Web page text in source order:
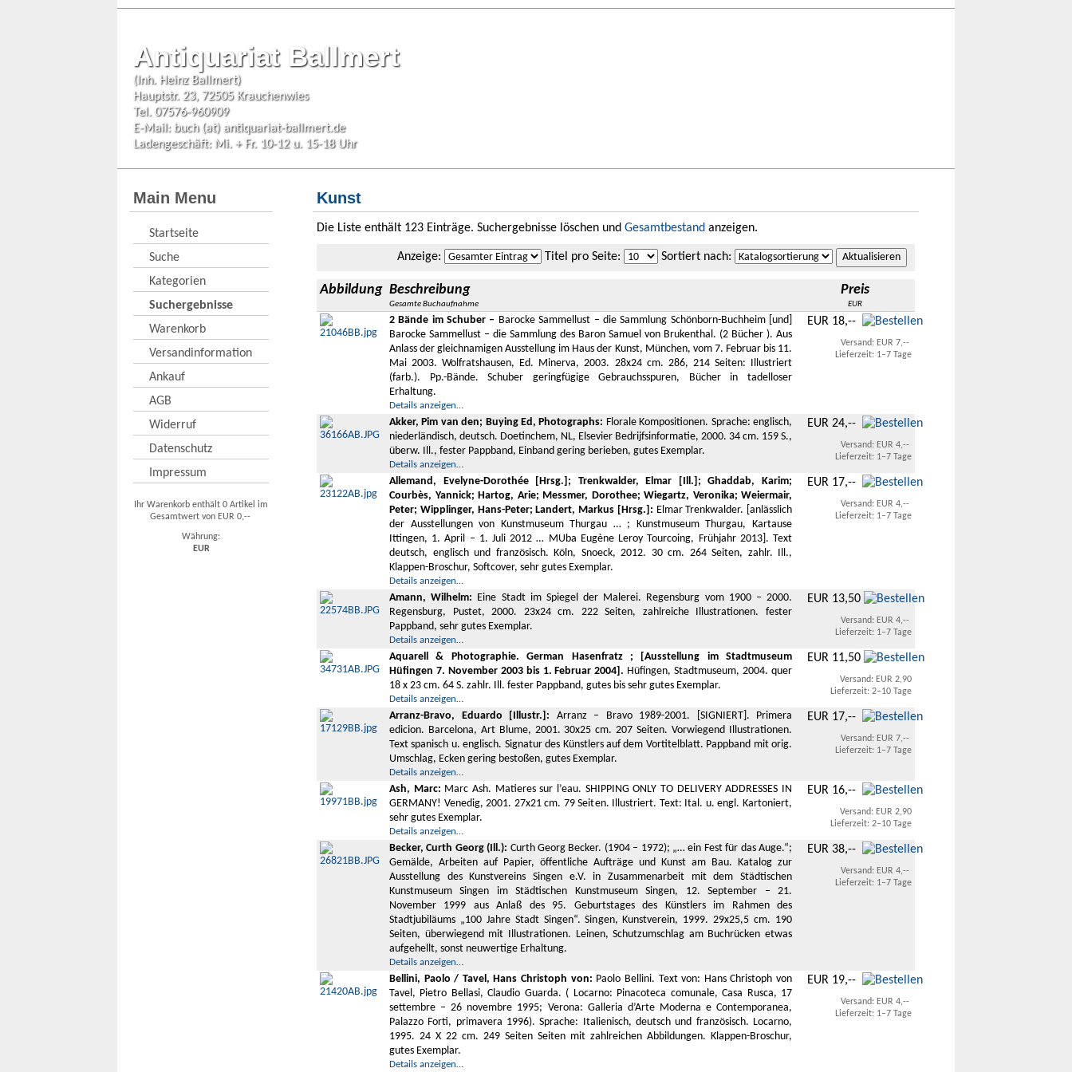
Antiquariat Ballmert
(Inh. Heinz Ballmert)
Hauptstr. 23, 72505 Krauchenwies
Tel. 07576-960909
E-Mail: buch (at) antiquariat-ballmert.de
Ladengeschäft: Mi. + Fr. 10-12 u. 15-18 Uhr
Main Menu
Startseite
Suche
Kategorien
Suchergebnisse
Warenkorb
Versandinformation
Ankauf
AGB
Widerruf
Datenschutz
Impressum
Ihr Warenkorb enthält 0 Artikel im
Gesamtwert von EUR 0,--
Währung:
EUR
Kunst
Die Liste enthält 123 Einträge. Suchergebnisse löschen und Gesamtbestand anzeigen.
Anzeige: Titel pro Seite: Sortiert nach:
Abbildung Beschreibung
Gesamte Buchaufnahme
Preis
EUR
2 Bände im Schuber – Barocke Sammellust – die Sammlung Schönborn-Buchheim [und]
Barocke Sammellust – die Sammlung des Baron Samuel von Brukenthal. (2 Bücher ). Aus
Anlass der gleichnamigen Ausstellung im Haus der Kunst, München, vom 7. Februar bis 11.
Mai 2003. Wolfratshausen, Ed. Minerva, 2003. 28x24 cm. 286, 214 Seiten: Illustriert
(farb.). Pp.-Bände. Schuber geringfügige Gebrauchsspuren, Bücher in tadelloser
Erhaltung.
Details anzeigen…
EUR 18,--
Versand: EUR 7,--
Lieferzeit: 1–7 Tage
Akker, Pim van den; Buying Ed, Photographs: Florale Kompositionen. Sprache: englisch,
niederländisch, deutsch. Doetinchem, NL, Elsevier Bedrijfsinformatie, 2000. 34 cm. 159 S.,
überw. Ill., fester Pappband, Einband gering berieben, gutes Exemplar.
Details anzeigen…
EUR 24,--
Versand: EUR 4,--
Lieferzeit: 1–7 Tage
Allemand, Evelyne-Dorothée [Hrsg.]; Trenkwalder, Elmar [Ill.]; Ghaddab, Karim;
Courbès, Yannick; Hartog, Arie; Messmer, Dorothee; Wiegartz, Veronika; Weiermair,
Peter; Wipplinger, Hans-Peter; Landert, Markus [Hrsg.]: Elmar Trenkwalder. [anlässlich
der Ausstellungen von Kunstmuseum Thurgau … ; Kunstmuseum Thurgau, Kartause
Ittingen, 1. April – 1. Juli 2012 … MUba Eugène Leroy Tourcoing, Frühjahr 2013]. Text
deutsch, englisch und französisch. Köln, Snoeck, 2012. 30 cm. 264 Seiten, zahlr. Ill.,
Klappen-Broschur, Softcover, sehr gutes Exemplar.
Details anzeigen…
EUR 17,--
Versand: EUR 4,--
Lieferzeit: 1–7 Tage
Amann, Wilhelm: Eine Stadt im Spiegel der Malerei. Regensburg vom 1900 – 2000.
Regensburg, Pustet, 2000. 23x24 cm. 222 Seiten, zahlreiche Illustrationen. fester
Pappband, sehr gutes Exemplar.
Details anzeigen…
EUR 13,50
Versand: EUR 4,--
Lieferzeit: 1–7 Tage
Aquarell & Photographie. German Hasenfratz ; [Ausstellung im Stadtmuseum
Hüfingen 7. November 2003 bis 1. Februar 2004]. Hüfingen, Stadtmuseum, 2004. quer
18 x 23 cm. 64 S. zahlr. Ill. fester Pappband, gutes bis sehr gutes Exemplar.
Details anzeigen…
EUR 11,50
Versand: EUR 2,90
Lieferzeit: 2–10 Tage
Arranz-Bravo, Eduardo [Illustr.]: Arranz – Bravo 1989-2001. [SIGNIERT]. Primera
edicion. Barcelona, Art Blume, 2001. 30x25 cm. 207 Seiten. Vorwiegend Illustrationen.
Text spanisch u. englisch. Signatur des Künstlers auf dem Vortitelblatt. Pappband mit orig.
Umschlag, Ecken gering bestoßen, gutes Exemplar.
Details anzeigen…
EUR 17,--
Versand: EUR 7,--
Lieferzeit: 1–7 Tage
Ash, Marc: Marc Ash. Matieres sur l’eau. SHIPPING ONLY TO DELIVERY ADDRESSES IN
GERMANY! Venedig, 2001. 27x21 cm. 79 Seiten. Illustriert. Text: Ital. u. engl. Kartoniert,
sehr gutes Exemplar.
Details anzeigen…
EUR 16,--
Versand: EUR 2,90
Lieferzeit: 2–10 Tage
Becker, Curth Georg (Ill.): Curth Georg Becker. (1904 – 1972); „… ein Fest für das Auge.“;
Gemälde, Arbeiten auf Papier, öffentliche Aufträge und Kunst am Bau. Katalog zur
Ausstellung des Kunstvereins Singen e.V. in Zusammenarbeit mit dem Städtischen
Kunstmuseum Singen im Städtischen Kunstmuseum Singen, 12. September – 21.
November 1999 aus Anlaß des 95. Geburtstages des Künstlers im Rahmen des
Stadtjubiläums „100 Jahre Stadt Singen“. Singen, Kunstverein, 1999. 29x25,5 cm. 190
Seiten, überwiegend mit Illustrationen. Leinen, Schutzumschlag am Buchrücken etwas
aufgehellt, sonst neuwertige Erhaltung.
Details anzeigen…
EUR 38,--
Versand: EUR 4,--
Lieferzeit: 1–7 Tage
Bellini, Paolo / Tavel, Hans Christoph von: Paolo Bellini. Text von: Hans Christoph von
Tavel, Pietro Bellasi, Claudio Guarda. ( Locarno: Pinacoteca comunale, Casa Rusca, 17
settembre – 26 novembre 1995; Verona: Galleria d’Arte Moderna e Contemporanea,
Palazzo Forti, primavera 1996). Sprache: Italienisch, deutsch und französisch. Locarno,
1995. 24 X 22 cm. 249 Seiten Seiten mit zahlreichen Abbildungen. Klappen-Broschur,
gutes Exemplar.
Details anzeigen…
EUR 19,--
Versand: EUR 4,--
Lieferzeit: 1–7 Tage